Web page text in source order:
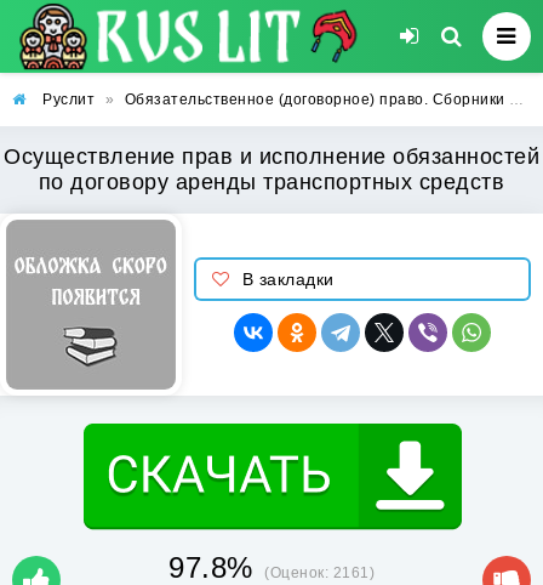
Руслит » Обязательственное (договорное) право. Сборники договоров
Осуществление прав и исполнение обязанностей
по договору аренды транспортных средств
В закладки
97.8% (Оценок: 2161)